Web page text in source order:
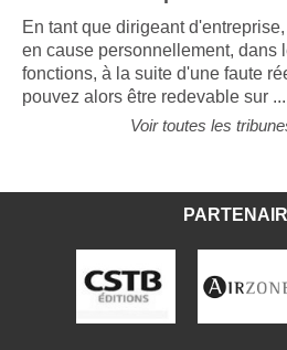
En tant que dirigeant
en cause personnellement, dans
fonctions, à la suite d'une faute
pouvez alors être redevable sur ...
Voir toutes les